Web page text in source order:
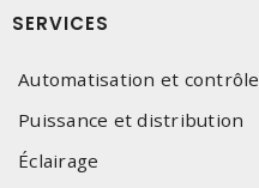
SERVICES
Automatisation et contrôle
Puissance et distribution
Éclairage